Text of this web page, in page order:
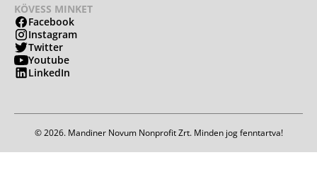
KÖVESS MINKET
Facebook
Instagram
Twitter
Youtube
LinkedIn
© 2026. Mandiner Novum Nonprofit Zrt. Minden jog fenntartva!